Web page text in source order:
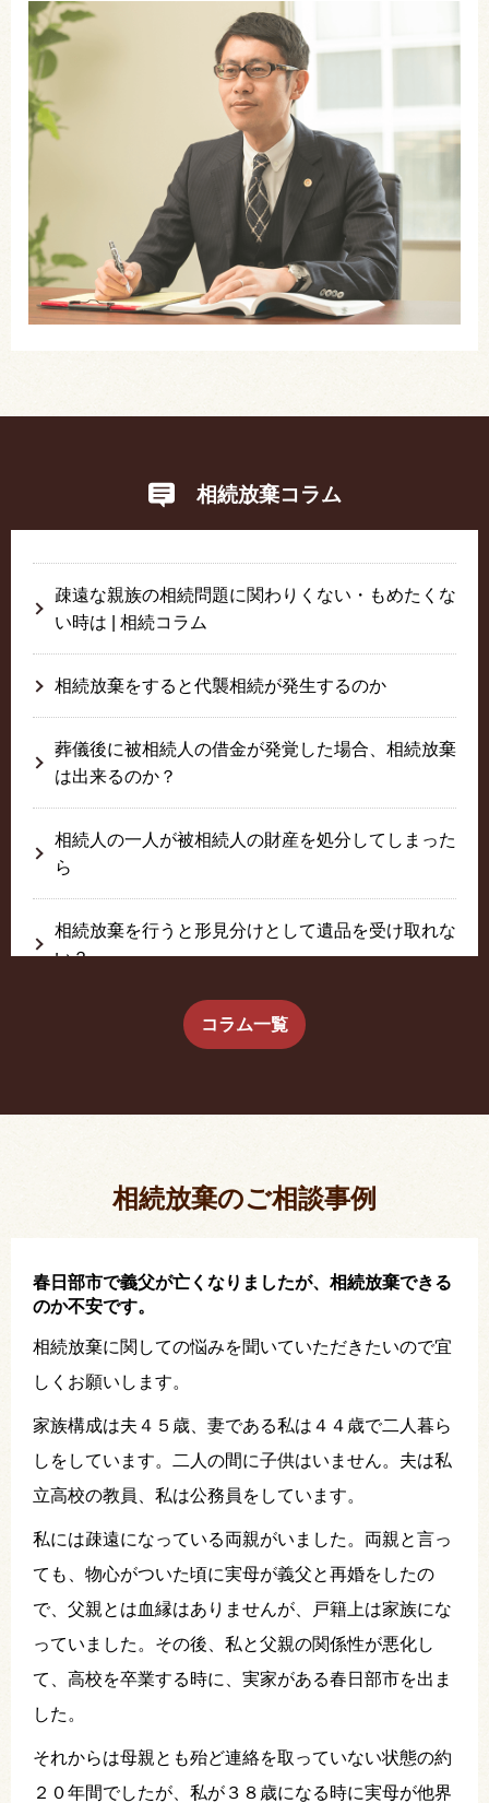
相続放棄コラム
疎遠な親族の相続問題に関わりくない・もめたくな
い時は | 相続コラム
相続放棄をすると代襲相続が発生するのか
葬儀後に被相続人の借金が発覚した場合、相続放棄
は出来るのか？
相続人の一人が被相続人の財産を処分してしまった
ら
相続放棄を行うと形見分けとして遺品を受け取れな
い？
生前に相続放棄すると約束した念書は有効か？
コラム一覧
相続放棄のご相談事例
春日部市で義父が亡くなりましたが、相続放棄できる
のか不安です。
相続放棄に関しての悩みを聞いていただきたいので宜
しくお願いします。
家族構成は夫４５歳、妻である私は４４歳で二人暮ら
しをしています。二人の間に子供はいません。夫は私
立高校の教員、私は公務員をしています。
私には疎遠になっている両親がいました。両親と言っ
ても、物心がついた頃に実母が義父と再婚をしたの
で、父親とは血縁はありませんが、戸籍上は家族にな
っていました。その後、私と父親の関係性が悪化し
て、高校を卒業する時に、実家がある春日部市を出ま
した。
それからは母親とも殆ど連絡を取っていない状態の約
２０年間でしたが、私が３８歳になる時に実母が他界